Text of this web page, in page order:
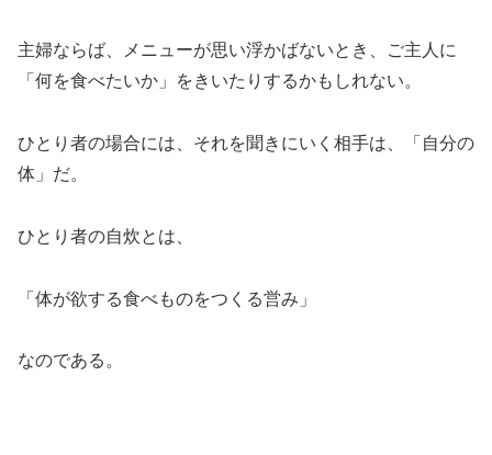
主婦ならば、メニューが思い浮かばないとき、ご主人に
「何を食べたいか」をきいたりするかもしれない。
ひとり者の場合には、それを聞きにいく相手は、「自分の
体」だ。
ひとり者の自炊とは、
「体が欲する食べものをつくる営み」
なのである。